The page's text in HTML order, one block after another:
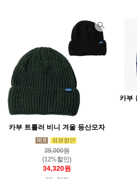
카부 트롤러 비니 겨울 등산모자
39,000원
(12%할인)
34,320원
카부